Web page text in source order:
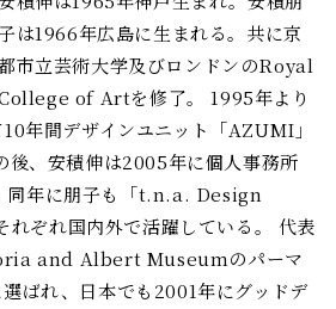
は1966年広島に生まれる。共に京
市立芸術大学及びロンドンのRoyal
of Artを修了。 1995年より
年間デザインユニット「AZUMI」
後、安積伸は2005年に個人事務所
同年に朋子も「t.n.a. Design
ぞれ国内外で活躍している。 代表
and Albert Museumのパーマ
ばれ、日本でも2001年にグッドデ